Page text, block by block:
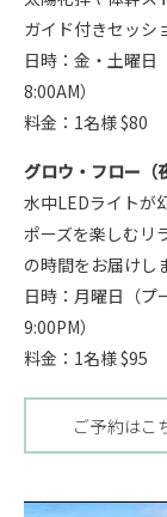
ガイド付きセッシ
日時：金・土曜日
8:00AM）
料金：1名様 $80
グロウ・フロー（
水中LEDライトが
ポーズを楽しむリ
の時間をお届けし
日時：月曜日（プ
9:00PM）
料金：1名様 $95
ご予約はこ